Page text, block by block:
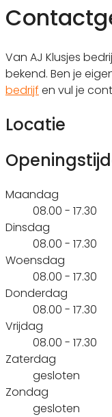
Van AJ Klusjes
bekend. Ben je
bedrijf en vul je
Locatie
Maandag
08.00 - 17.30
Dinsdag
08.00 - 17.30
Woensdag
08.00 - 17.30
Donderdag
08.00 - 17.30
Vrijdag
08.00 - 17.30
Zaterdag
gesloten
Zondag
gesloten